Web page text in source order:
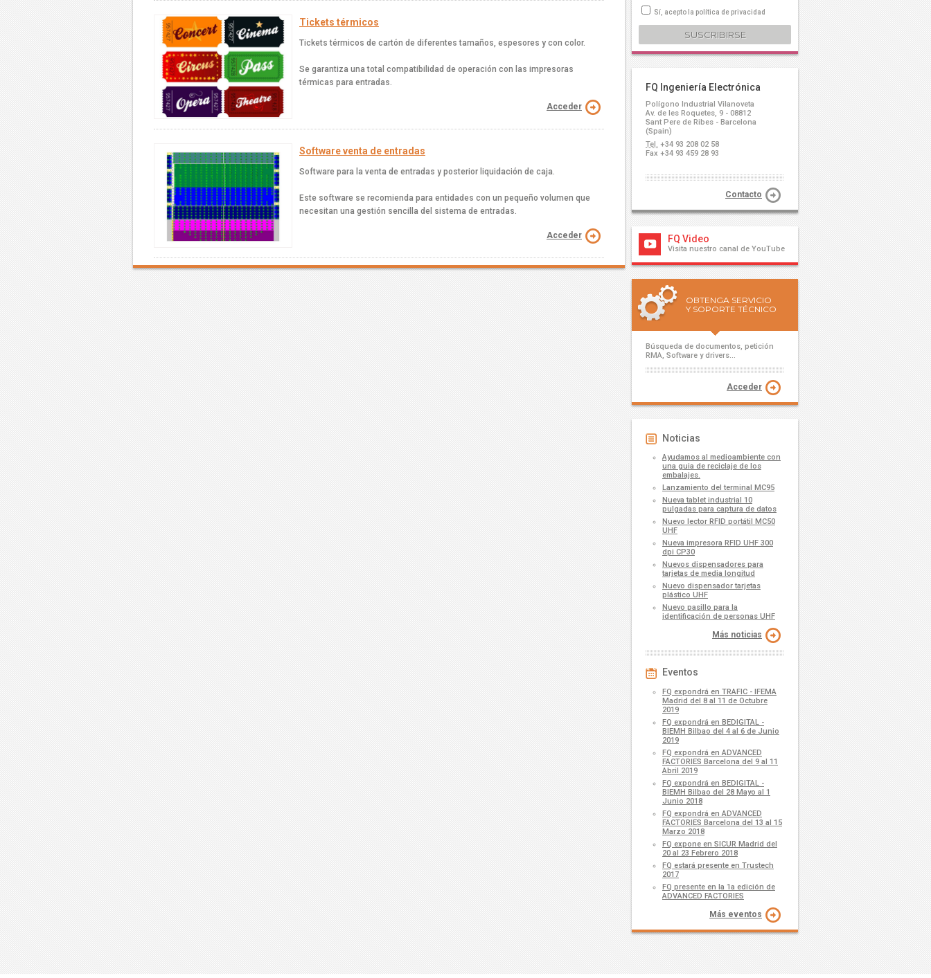
Tickets térmicos
Tickets térmicos de cartón de diferentes tamaños, espesores y con color.
Se garantiza una total compatibilidad de operación con las impresoras
térmicas para entradas.
Acceder
Software venta de entradas
Software para la venta de entradas y posterior liquidación de caja.
Este software se recomienda para entidades con un pequeño volumen que
necesitan una gestión sencilla del sistema de entradas.
Acceder
Sí, acepto la política de privacidad
FQ Ingeniería Electrónica
Polígono Industrial Vilanoveta
Av. de les Roquetes, 9 - 08812
Sant Pere de Ribes - Barcelona
(Spain)
Tel. +34 93 208 02 58
Fax +34 93 459 28 93
Contacto
FQ Video
Visita nuestro canal de YouTube
OBTENGA SERVICIO
Y SOPORTE TÉCNICO
Búsqueda de documentos, petición
RMA, Software y drivers...
Acceder
Noticias
Ayudamos al medioambiente con
una guia de reciclaje de los
embalajes.
Lanzamiento del terminal MC95
Nueva tablet industrial 10
pulgadas para captura de datos
Nuevo lector RFID portátil MC50
UHF
Nueva impresora RFID UHF 300
dpi CP30
Nuevos dispensadores para
tarjetas de media longitud
Nuevo dispensador tarjetas
plástico UHF
Nuevo pasillo para la
identificación de personas UHF
Más noticias
Eventos
FQ expondrá en TRAFIC - IFEMA
Madrid del 8 al 11 de Octubre
2019
FQ expondrá en BEDIGITAL -
BIEMH Bilbao del 4 al 6 de Junio
2019
FQ expondrá en ADVANCED
FACTORIES Barcelona del 9 al 11
Abril 2019
FQ expondrá en BEDIGITAL -
BIEMH Bilbao del 28 Mayo al 1
Junio 2018
FQ expondrá en ADVANCED
FACTORIES Barcelona del 13 al 15
Marzo 2018
FQ expone en SICUR Madrid del
20 al 23 Febrero 2018
FQ estará presente en Trustech
2017
FQ presente en la 1a edición de
ADVANCED FACTORIES
Más eventos